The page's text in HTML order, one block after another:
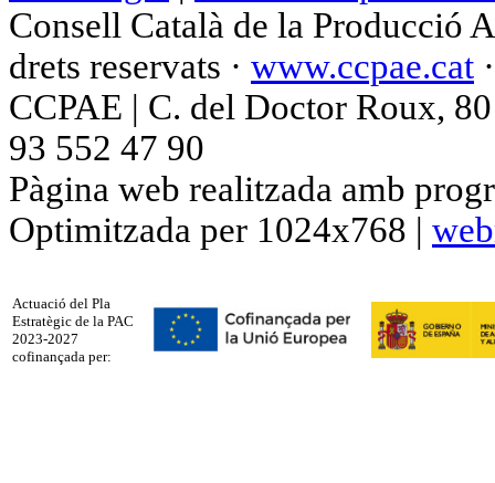
Consell Català de la Producció
drets reservats · www.ccpae.cat
CCPAE | C. del Doctor Roux,
93 552 47 90
Pàgina web realitzada amb
Optimitzada per 1024x768 |
Actuació del Pla
Estratègic de la PAC
2023-2027
cofinançada per: